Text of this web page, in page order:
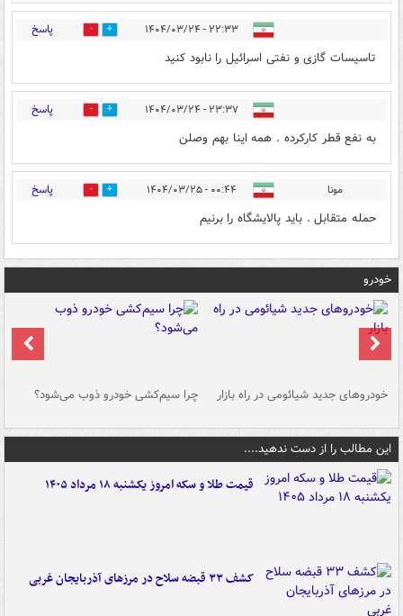
۲۲:۳۳ - ۱۴۰۴/۰۳/۲۴ 0 پاسخ
تاسیسات گازی و نفتی اسرائیل را نابود کنید
۲۳:۳۷ - ۱۴۰۴/۰۳/۲۴ 0 پاسخ
به نفع قطر کارکرده . همه اینا بهم وصلن
مونا ۰۰:۴۴ - ۱۴۰۴/۰۳/۲۵ 1 پاسخ
حمله متقابل . باید پالایشگاه را برنیم
خودرو
خودروهای جدید شیائومی در راه بازار چرا سیم‌کشی خودرو ذوب می‌شود؟
این مطالب را از دست ندهید....
قیمت طلا و سکه امروز یکشنبه ۱۸ مرداد ۱۴۰۵
کشف ۳۳ قبضه سلاح در مرزهای آذربایجان غربی